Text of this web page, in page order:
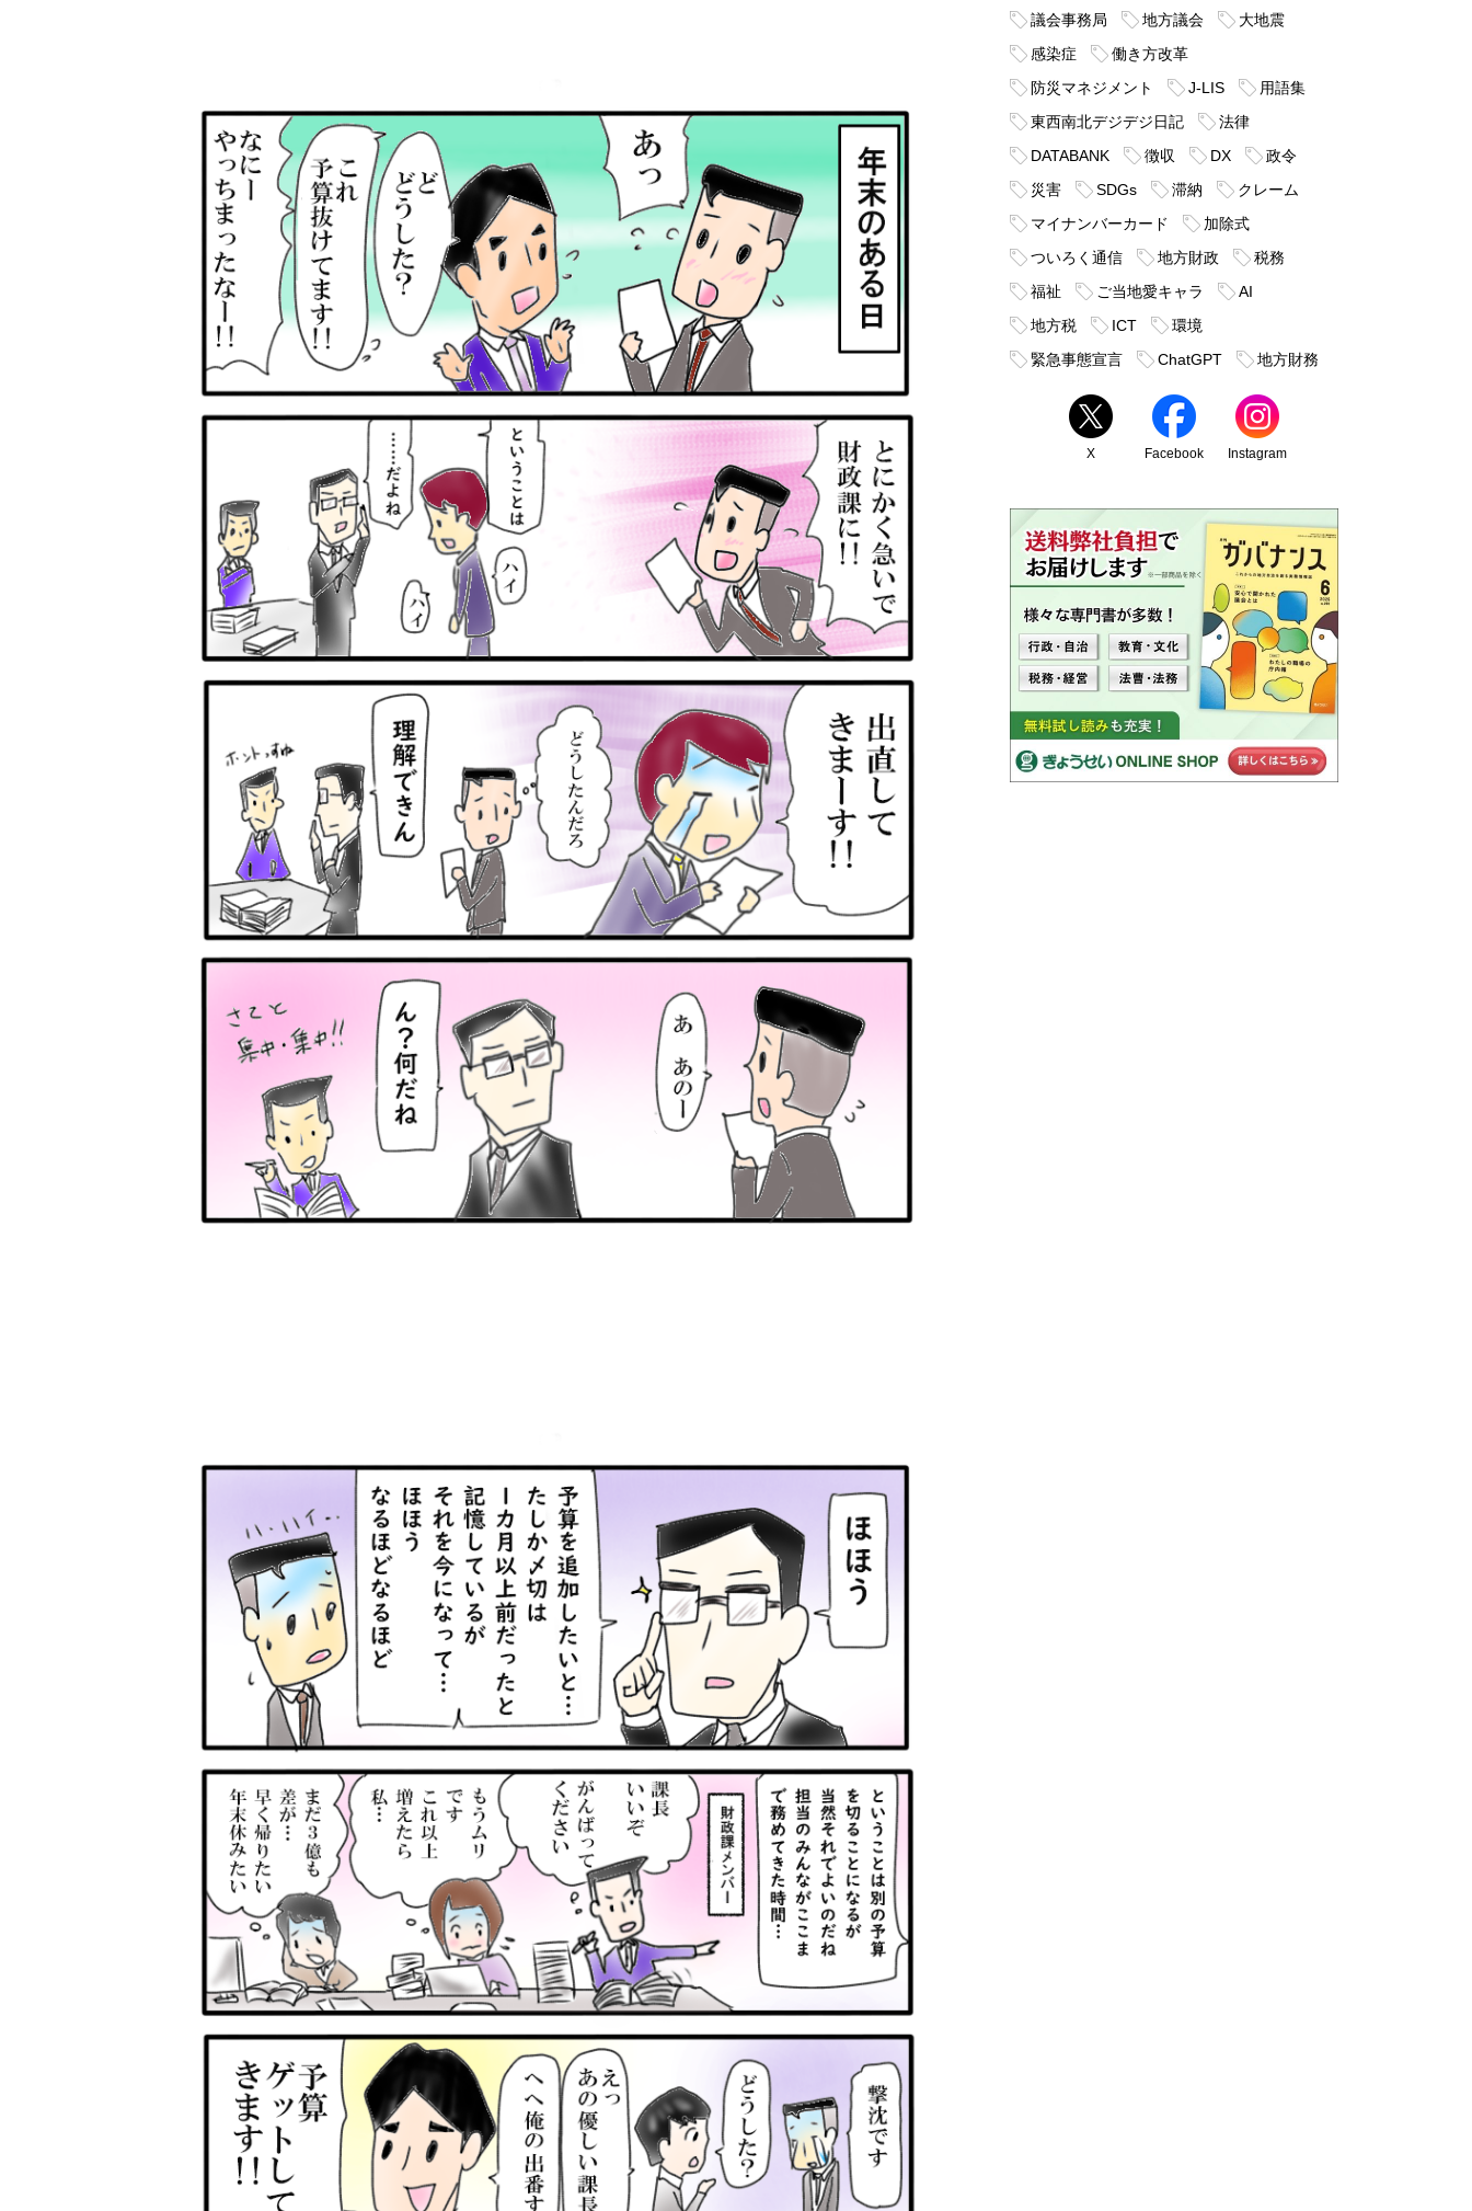
議会事務局
地方議会
大地震
感染症
働き方改革
防災マネジメント
J-LIS
用語集
東西南北デジデジ日記
法律
DATABANK
徴収 DX
政令
災害
SDGs 滞納
クレーム
マイナンバーカード
加除式
ついろく通信
地方財政
税務
福祉
ご当地愛キャラ
AI
地方税
ICT
環境
緊急事態宣言
ChatGPT 地方財務
X Facebook Instagram